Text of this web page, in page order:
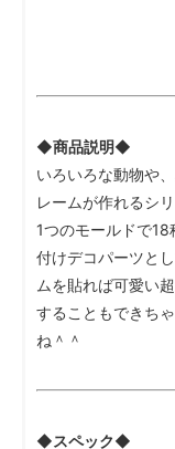
◆商品説明◆
いろいろな動物や
レームが作れるシ
1つのモールドで
付けデコパーツと
ムを貼れば可愛い
することもできち
ね＾＾
◆スペック◆